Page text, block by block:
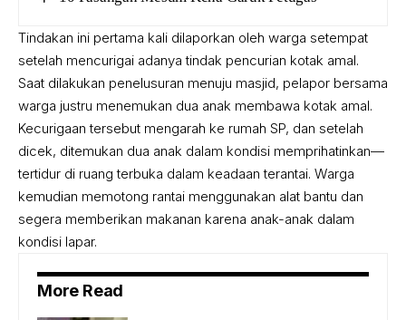
Tindakan ini pertama kali dilaporkan oleh warga setempat
setelah mencurigai adanya tindak pencurian kotak amal.
Saat dilakukan penelusuran menuju masjid, pelapor bersama
warga justru menemukan dua anak membawa kotak amal.
Kecurigaan tersebut mengarah ke rumah SP, dan setelah
dicek, ditemukan dua anak dalam kondisi memprihatinkan—
tertidur di ruang terbuka dalam keadaan terantai. Warga
kemudian memotong rantai menggunakan alat bantu dan
segera memberikan makanan karena anak-anak dalam
kondisi lapar.
More Read